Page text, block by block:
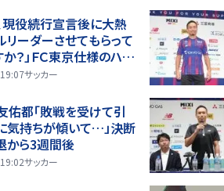
現役続行宣言後に大熱
リーダーさせてもらって
？」ＦＣ東京仕様のハチ
サッカー
佑都「敗戦を受けて引
気持ちが傾いて…」決断
から3週間後
サッカー